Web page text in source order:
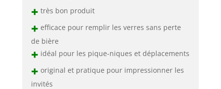
+ très bon produit
+ efficace pour remplir les verres sans perte
de bière
+ idéal pour les pique-niques et déplacements
+ original et pratique pour impressionner les
invités